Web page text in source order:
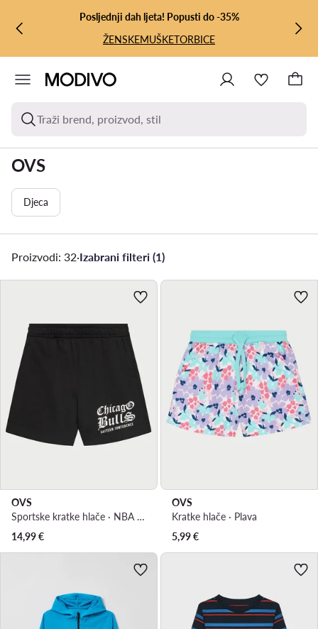
PRIJEĐI NA GLAVNI SADRŽAJ
PRIJEĐI NA PRETRAŽIVANJE
Posljednji dah ljeta! Popusti do -35%
ŽENSKEMUŠKETORBICE
Traži brend, proizvod, stil
OVS
Djeca
Proizvodi: 32·Izabrani filteri (1)
OVS
Sportske kratke hlače · NBA · Crna
14,99€
OVS
Kratke hlače · Plava
5,99€